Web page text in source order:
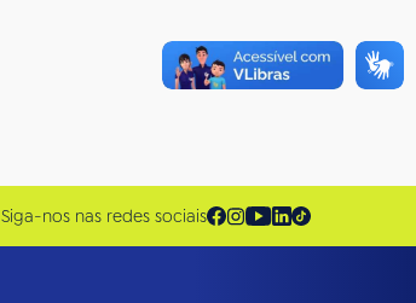
Siga-nos nas redes sociais